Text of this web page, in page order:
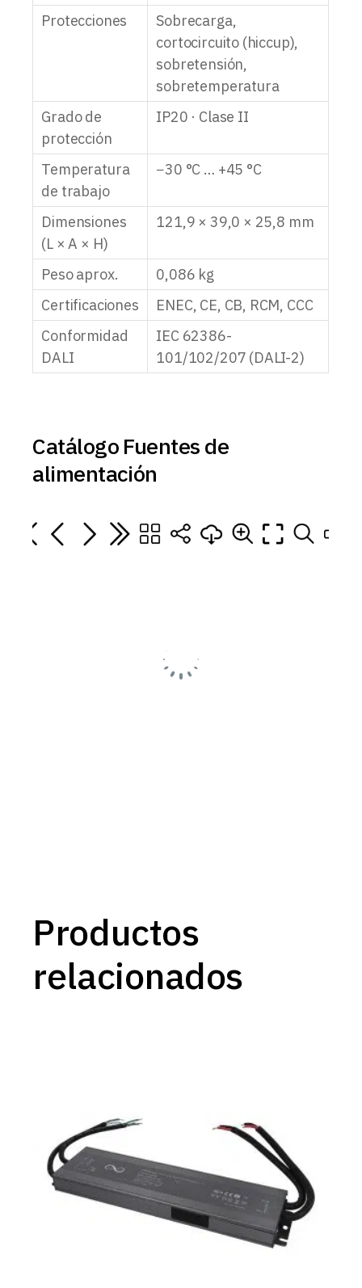
Protecciones
Sobrecarga,
cortocircuito (hiccup),
sobretensión,
sobretemperatura
Grado de
protección
IP20 · Clase II
Temperatura
de trabajo
−30 °C … +45 °C
Dimensiones
(L × A × H)
121,9 × 39,0 × 25,8 mm
Peso aprox.
0,086 kg
Certificaciones
ENEC, CE, CB, RCM, CCC
Conformidad
DALI
IEC 62386-
101/102/207 (DALI-2)
Catálogo Fuentes de
alimentación
Productos
relacionados